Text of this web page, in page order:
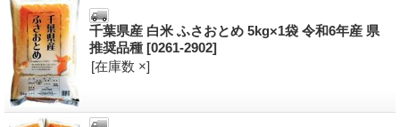
千葉県産 白米 ふさおとめ 5kg×1袋 令和6年産 県
推奨品種 [0261-2902]
[在庫数 ×]